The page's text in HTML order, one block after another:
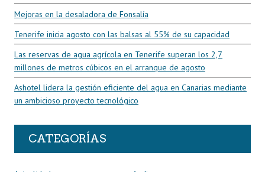
Mejoras en la desaladora de Fonsalía
Tenerife inicia agosto con las balsas al 55% de su capacidad
Las reservas de agua agrícola en Tenerife superan los 2,7
millones de metros cúbicos en el arranque de agosto
Ashotel lidera la gestión eficiente del agua en Canarias mediante
un ambicioso proyecto tecnológico
CATEGORÍAS